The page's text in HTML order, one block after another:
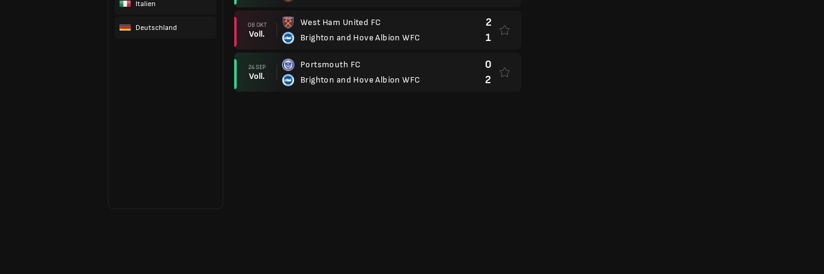
Italien
Deutschland 08 OKT
Voll.
West Ham United FC
Brighton and Hove Albion WFC
2
1
24 SEP
Voll.
Portsmouth FC
Brighton and Hove Albion WFC
0
2